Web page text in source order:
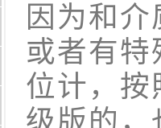
因为和
或者有
位计，按
级版的，